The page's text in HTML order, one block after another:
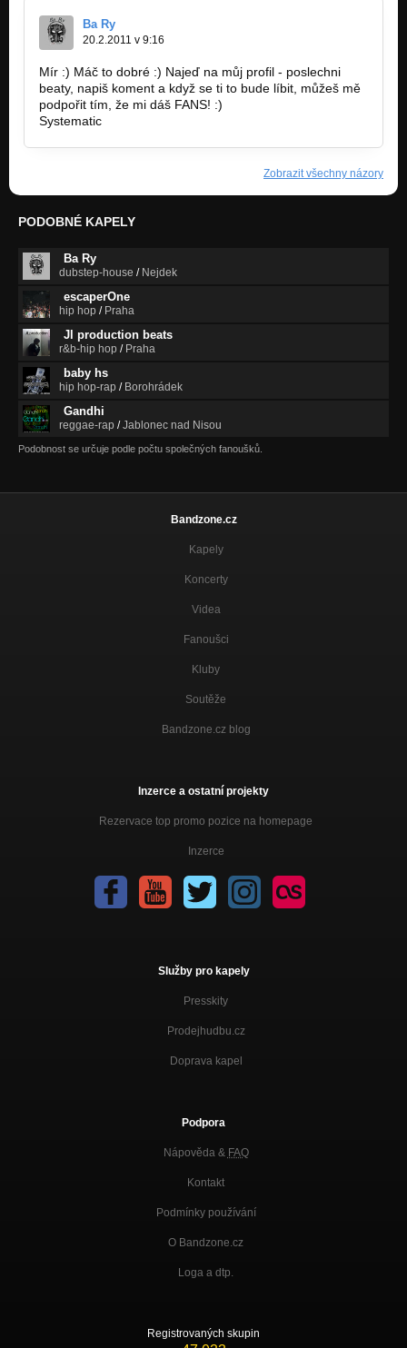
Ba Ry
20.2.2011 v 9:16
Mír :) Máč to dobré :) Najeď na můj profil - poslechni
beaty, napiš koment a když se ti to bude líbit, můžeš mě
podpořit tím, že mi dáš FANS! :)
Systematic
Zobrazit všechny názory
PODOBNÉ KAPELY
Ba Ry
dubstep-house / Nejdek
escaperOne
hip hop / Praha
Jl production beats
r&b-hip hop / Praha
baby hs
hip hop-rap / Borohrádek
Gandhi
reggae-rap /Jablonec nad Nisou
Podobnost se určuje podle počtu společných fanoušků.
Bandzone.cz
Kapely
Koncerty
Videa
Fanoušci
Kluby
Soutěže
Bandzone.cz blog
Inzerce a ostatní projekty
Rezervace top promo pozice na homepage
Inzerce
Služby pro kapely
Presskity
Prodejhudbu.cz
Doprava kapel
Podpora
Nápověda & FAQ
Kontakt
Podmínky používání
O Bandzone.cz
Loga a dtp.
Registrovaných skupin